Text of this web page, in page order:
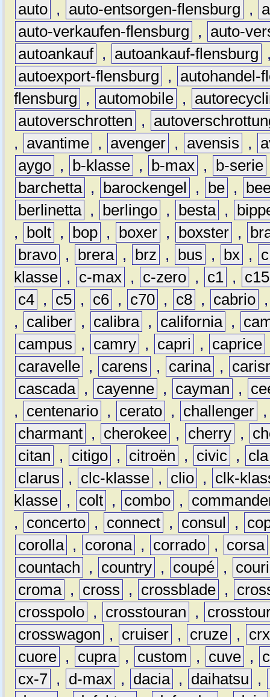
auto , auto-entsorgen-flensburg ,
auto-verkaufen-flensburg
,
auto-
autoankauf , autoankauf-flensburg
autoexport-flensburg
,
autohandel-
flensburg
, automobile ,
autoverschrotten
,
,
avantime , avenger , avensis ,
aygo , b-klasse , b-max , b-serie
barchetta , barockengel , be ,
berlinetta , berlingo , besta ,
,
bolt , bop , boxer , boxster ,
bravo , brera , brz , bus , bx ,
c
klasse , c-max , c-zero , c1 ,
c15
c4 , c5 , c6 , c70 , c8 , cabrio
,
caliber , calibra , california ,
campus
, camry , capri , caprice
caravelle , carens , carina ,
cascada , cayenne , cayman ,
,
centenario , cerato , challenger
charmant , cherokee , cherry ,
citan
, citigo , citroën , civic ,
cla
clarus
, clc-klasse , clio ,
clk-
klasse , colt , combo ,
,
concerto , connect , consul ,
corolla , corona , corrado , corsa
countach
, country , coupé ,
croma , cross , crossblade ,
crosspolo , crosstouran ,
crosswagon
, cruiser , cruze ,
crx
cuore , cupra , custom , cuve ,
cx-7 , d-max , dacia , daihatsu
,